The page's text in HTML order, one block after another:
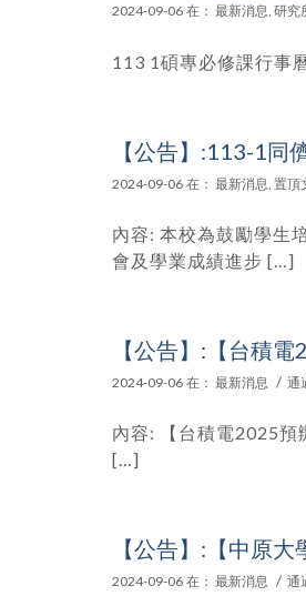
2024-09-06 在： 最新消息, 研究
113 1碩專必修課行事
【公告】:113-1同
2024-09-06 在： 最新消息 置頂
內容: 本校為鼓勵學生
會及學業成績進步 […]
【公告】:【台積
2024-09-06 在： 最新消息 / 通
內容: 【台積電2025預
[…]
【公告】:【中原大
2024-09-06 在： 最新消息 / 通